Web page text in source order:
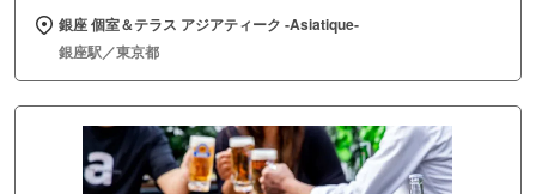
銀座 個室＆テラス アジアティーク ‐Asiatique‐
銀座駅／東京都